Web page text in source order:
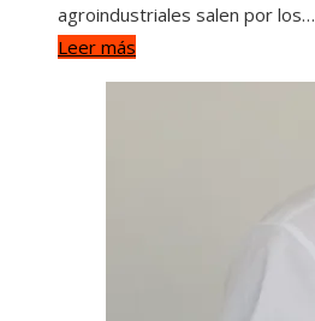
agroindustriales salen por los…
Leer más